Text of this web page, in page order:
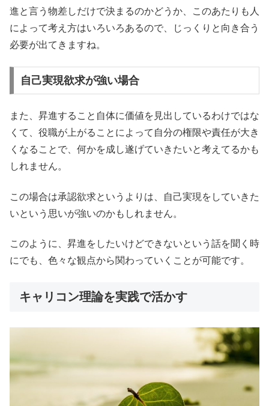
進と言う物差しだけで決まるのかどうか、このあたりも人
によって考え方はいろいろあるので、じっくりと向き合う
必要が出てきますね。
自己実現欲求が強い場合
また、昇進すること自体に価値を見出しているわけではな
くて、役職が上がることによって自分の権限や責任が大き
くなることで、何かを成し遂げていきたいと考えてるかも
しれません。
この場合は承認欲求というよりは、自己実現をしていきた
いという思いが強いのかもしれません。
このように、昇進をしたいけどできないという話を聞く時
にでも、色々な観点から関わっていくことが可能です。
キャリコン理論を実践で活かす